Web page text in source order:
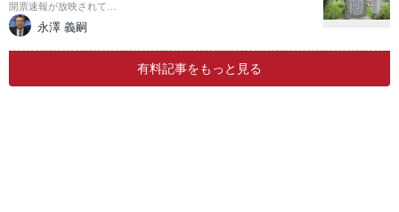
開票速報が放映されて…
永澤 義嗣
有料記事をもっと見る